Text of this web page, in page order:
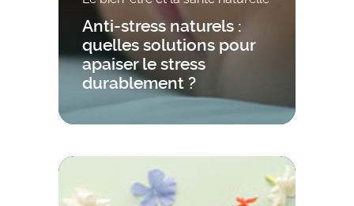
Anti-stress naturels :
quelles solutions pour
apaiser le stress
durablement ?